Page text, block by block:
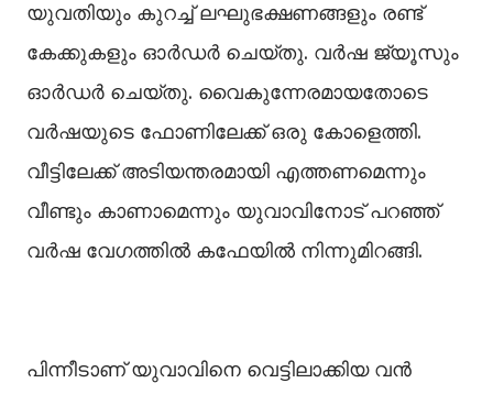
യുവതിയും കുറച്ച്‌ ലഘുഭക്ഷണങ്ങളും രണ്ട്
കേക്കുകളും ഓർഡർ ചെയ്തു. വർഷ ജ്യൂസും
ഓർഡർ ചെയ്തു. വൈകുന്നേരമായതോടെ
വർഷയുടെ ഫോണിലേക്ക് ഒരു കോളെത്തി.
വീട്ടിലേക്ക് അടിയന്തരമായി എത്തണമെന്നും
വീണ്ടും കാണാമെന്നും യുവാവിനോട് പറഞ്ഞ്
വർഷ വേഗത്തില്‍ കഫേയില്‍ നിന്നുമിറങ്ങി.
പിന്നീടാണ് യുവാവിനെ വെട്ടിലാക്കിയ വൻ